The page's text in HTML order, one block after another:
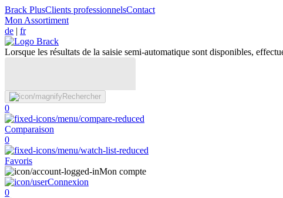
Brack PlusClients professionnelsContact
Mon Assortiment
de | fr
Lorsque les résultats de la saisie semi-automatique sont disponibles,
Rechercher
0
Comparaison
0
Favoris
Mon compte
Connexion
0